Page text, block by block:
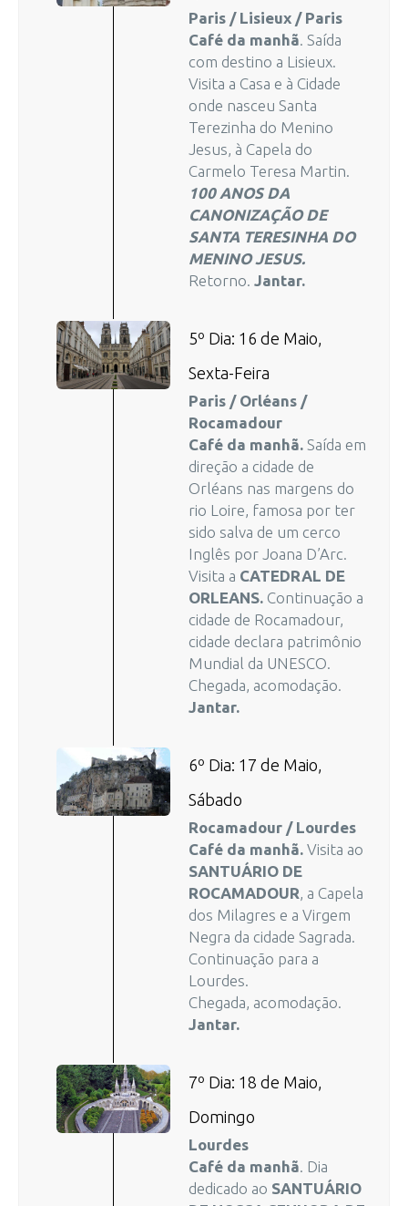
Paris / Lisieux / Paris
Café da manhã. Saída
com destino a Lisieux.
Visita a Casa e à Cidade
onde nasceu Santa
Terezinha do Menino
Jesus, à Capela do
Carmelo Teresa Martin.
100 ANOS DA
CANONIZAÇÃO DE
SANTA TERESINHA DO
MENINO JESUS.
Retorno. Jantar.
5º Dia: 16 de Maio,
Sexta-Feira
Paris / Orléans /
Rocamadour
Café da manhã. Saída em
direção a cidade de
Orléans nas margens do
rio Loire, famosa por ter
sido salva de um cerco
Inglês por Joana D’Arc.
Visita a CATEDRAL DE
ORLEANS. Continuação a
cidade de Rocamadour,
cidade declara patrimônio
Mundial da UNESCO.
Chegada, acomodação.
Jantar.
6º Dia: 17 de Maio,
Sábado
Rocamadour / Lourdes
Café da manhã. Visita ao
SANTUÁRIO DE
ROCAMADOUR, a Capela
dos Milagres e a Virgem
Negra da cidade Sagrada.
Continuação para a
Lourdes.
Chegada, acomodação.
Jantar.
7º Dia: 18 de Maio,
Domingo
Lourdes
Café da manhã. Dia
dedicado ao SANTUÁRIO